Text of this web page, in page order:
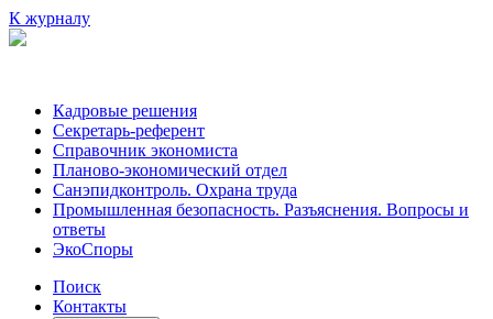
К журналу
Кадровые решения
Секретарь-референт
Справочник экономиста
Планово-экономический отдел
Санэпидконтроль. Охрана труда
Промышленная безопасность. Разъяснения. Вопросы и
ответы
ЭкоСпоры
Поиск
Контакты